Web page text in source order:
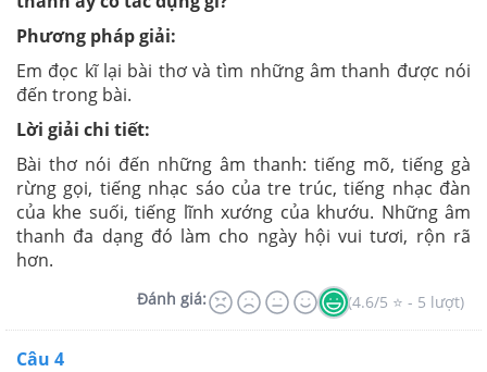
Phương pháp giải:
Em đọc kĩ lại bài thơ và tìm những âm thanh được nói
đến trong bài.
Lời giải chi tiết:
Bài thơ nói đến những âm thanh: tiếng mõ, tiếng gà
rừng gọi, tiếng nhạc sáo của tre trúc, tiếng nhạc đàn
của khe suối, tiếng lĩnh xướng của khướu. Những âm
thanh đa dạng đó làm cho ngày hội vui tươi, rộn rã
hơn.
Đánh giá: (4.6/5 ⭐ - 5 lượt)
Câu 4